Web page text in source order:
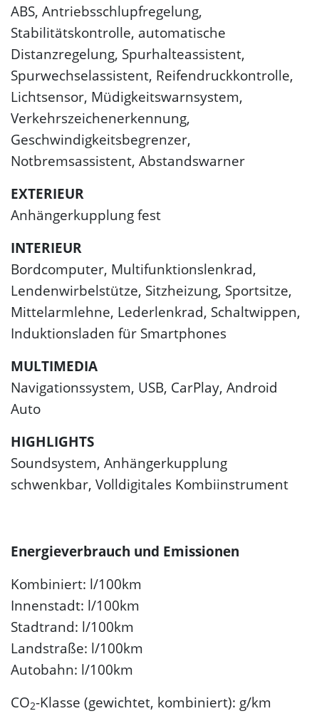
ABS, Antriebsschlupfregelung,
Stabilitätskontrolle, automatische
Distanzregelung, Spurhalteassistent,
Spurwechselassistent, Reifendruckkontrolle,
Lichtsensor, Müdigkeitswarnsystem,
Verkehrszeichenerkennung,
Geschwindigkeitsbegrenzer,
Notbremsassistent, Abstandswarner
EXTERIEUR
Anhängerkupplung fest
INTERIEUR
Bordcomputer, Multifunktionslenkrad,
Lendenwirbelstütze, Sitzheizung, Sportsitze,
Mittelarmlehne, Lederlenkrad, Schaltwippen,
Induktionsladen für Smartphones
MULTIMEDIA
Navigationssystem, USB, CarPlay, Android
Auto
HIGHLIGHTS
Soundsystem, Anhängerkupplung
schwenkbar, Volldigitales Kombiinstrument
Energieverbrauch und Emissionen
Kombiniert: l/100km
Innenstadt: l/100km
Stadtrand: l/100km
Landstraße: l/100km
Autobahn: l/100km
CO2-Klasse (gewichtet, kombiniert): g/km